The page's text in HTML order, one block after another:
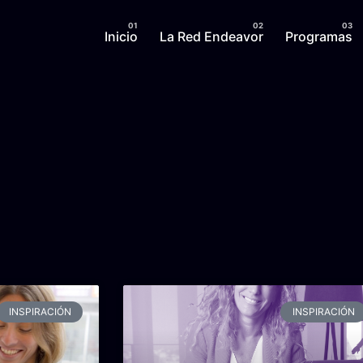
Inicio La Red Endeavor Programas
INSPIRACIÓN INSPIRACIÓN